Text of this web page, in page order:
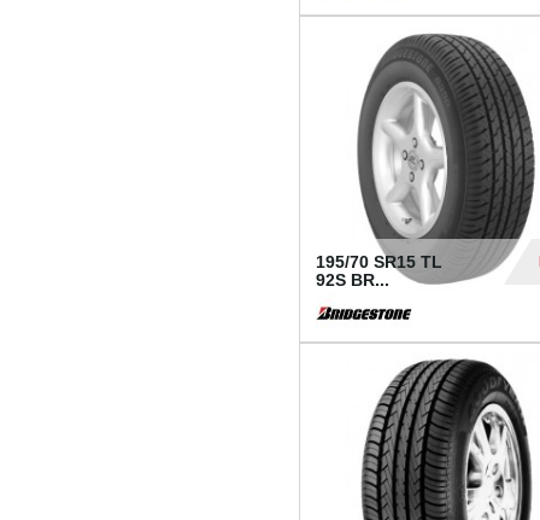
195/70 SR15 TL
92S BR...